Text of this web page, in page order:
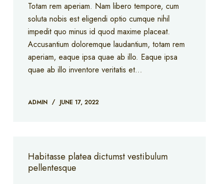
Totam rem aperiam. Nam libero tempore, cum
soluta nobis est eligendi optio cumque nihil
impedit quo minus id quod maxime placeat.
Accusantium doloremque laudantium, totam rem
aperiam, eaque ipsa quae ab illo. Eaque ipsa
quae ab illo inventore veritatis et…
ADMIN JUNE 17, 2022
Habitasse platea dictumst vestibulum
pellentesque